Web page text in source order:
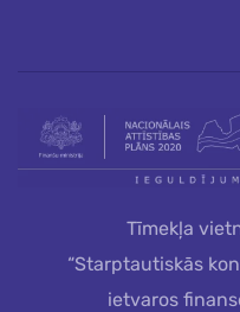
Tīmekļa
“Starptautiskās
ietvaros